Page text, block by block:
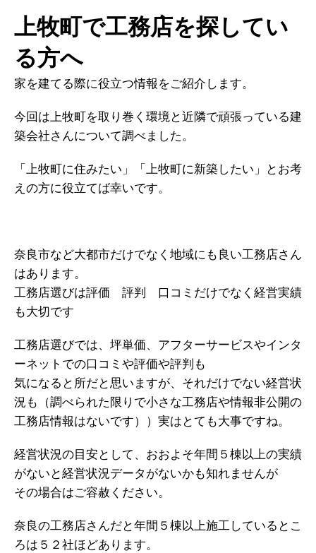
上牧町で工務店を探してい
る方へ
家を建てる際に役立つ情報をご紹介します。
今回は上牧町を取り巻く環境と近隣で頑張っている建
築会社さんについて調べました。
「上牧町に住みたい」「上牧町に新築したい」とお考
えの方に役立てば幸いです。
奈良市など大都市だけでなく地域にも良い工務店さん
はあります。
工務店選びは評価 評判 口コミだけでなく経営実績
も大切です
工務店選びでは、坪単価、アフターサービスやインタ
ーネットでの口コミや評価や評判も
気になると所だと思いますが、それだけでない経営状
況も（調べられた限りで小さな工務店や情報非公開の
工務店情報はないです））実はとても大事ですね。
経営状況の目安として、おおよそ年間５棟以上の実績
がないと経営状況データがないかも知れませんが
その場合はご容赦ください。
奈良の工務店さんだと年間５棟以上施工しているとこ
ろは５２社ほどあります。